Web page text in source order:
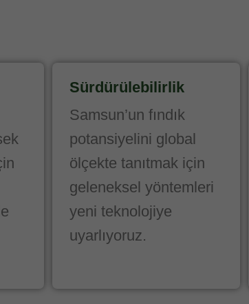
Sürdürülebilirlik
Samsun’un fındık
potansiyelini global
ölçekte tanıtmak için
geleneksel yöntemleri
yeni teknolojiye
uyarlıyoruz.